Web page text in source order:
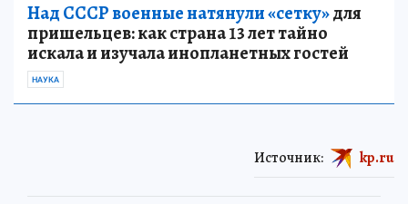
Над СССР военные натянули «сетку»для
пришельцев: как страна 13 лет тайно
искала и изучала инопланетных гостей
НАУКА
Источник: kp.ru